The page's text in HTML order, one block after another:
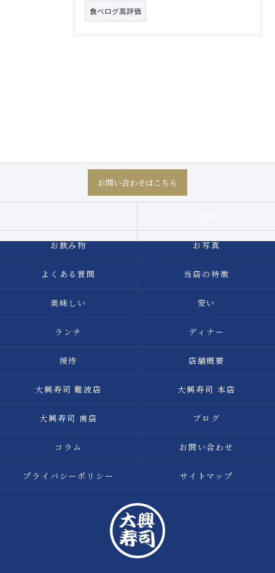
食べログ高評価
お問い合わせはこちら
お飲み物 お写真
よくある質問 当店の特徴
美味しい 安い
ランチ ディナー
接待 店舗概要
大興寿司 難波店 大興寿司 本店
大興寿司 南店 ブログ
コラム お問い合わせ
プライバシーポリシー サイトマップ